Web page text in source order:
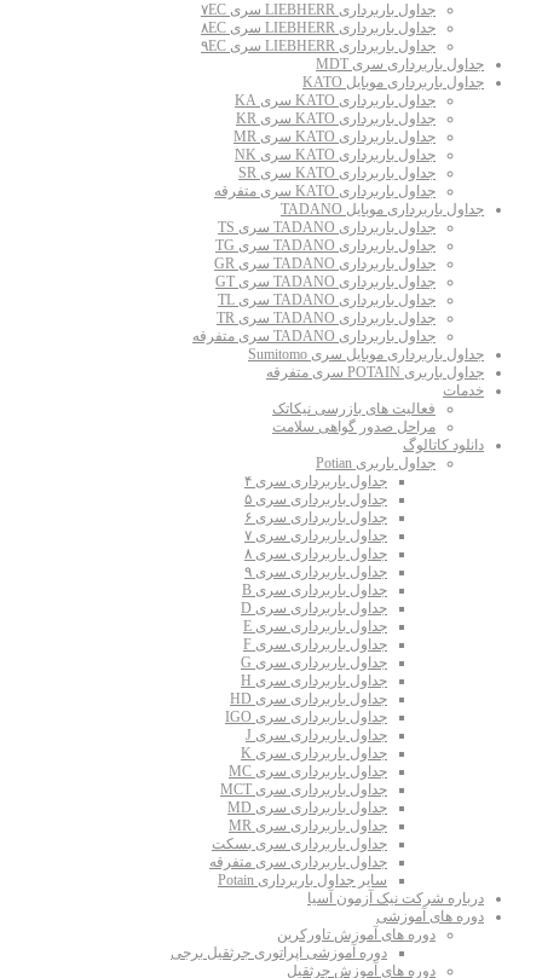
جداول باربرداری LIEBHERR سری ۷EC
جداول باربرداری LIEBHERR سری ۸EC
جداول باربرداری LIEBHERR سری ۹EC
جداول باربرداری سری MDT
جداول باربرداری موبایل KATO
جداول باربرداری KATO سری KA
جداول باربرداری KATO سری KR
جداول باربرداری KATO سری MR
جداول باربرداری KATO سری NK
جداول باربرداری KATO سری SR
جداول باربرداری KATO سری متفرقه
جداول باربرداری موبایل TADANO
جداول باربرداری TADANO سری TS
جداول باربرداری TADANO سری TG
جداول باربرداری TADANO سری GR
جداول باربرداری TADANO سری GT
جداول باربرداری TADANO سری TL
جداول باربرداری TADANO سری TR
جداول باربرداری TADANO سری متفرقه
جداول باربرداری موبایل سری Sumitomo
جداول باربری POTAIN سری متفرقه
خدمات
فعالیت های بازرسی نیکاتک
مراحل صدور گواهی سلامت
دانلود کاتالوگ
جداول باربری Potian
جداول باربرداری سری ۴
جداول باربرداری سری ۵
جداول باربرداری سری ۶
جداول باربرداری سری ۷
جداول باربرداری سری ۸
جداول باربرداری سری ۹
جداول باربرداری سری B
جداول باربرداری سری D
جداول باربرداری سری E
جداول باربرداری سری F
جداول باربرداری سری G
جداول باربرداری سری H
جداول باربرداری سری HD
جداول باربرداری سری IGO
جداول باربرداری سری J
جداول باربرداری سری K
جداول باربرداری سری MC
جداول باربرداری سری MCT
جداول باربرداری سری MD
جداول باربرداری سری MR
جداول باربرداری سری بسکت
جداول باربرداری سری متفرقه
سایر جداول باربرداری Potain
درباره شرکت نیک آزمون آسیا
دوره های آموزشی
دوره های آموزش تاورکرین
دوره آموزشی اپراتوری جرثقیل برجی
دوره های آموزش جرثقیل